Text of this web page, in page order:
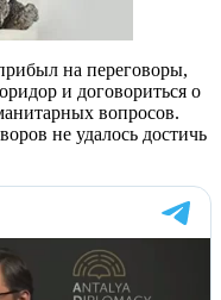
на переговоры,
и договориться о
вопросов.
не удалось достичь